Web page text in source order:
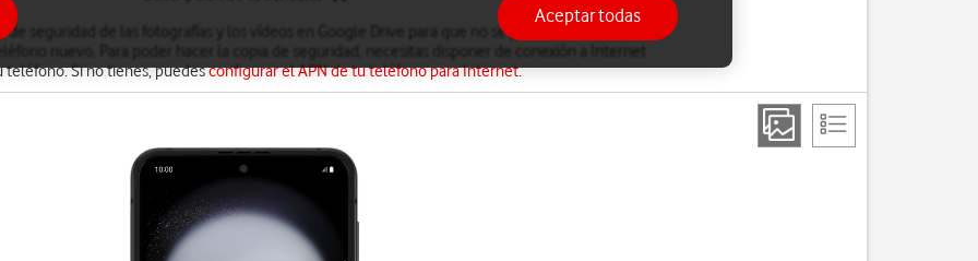
de seguridad de las fotografías y los vídeos en Google Drive para que no se pierdan cuando, por
teléfono. Si no tienes, puedesconfigurar el APN de tu teléfono para Internet.
Aceptar todas